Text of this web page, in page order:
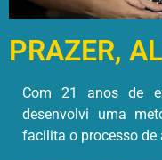
PRAZER,
Com21anos de
desenvolvi uma
facilita o processo de